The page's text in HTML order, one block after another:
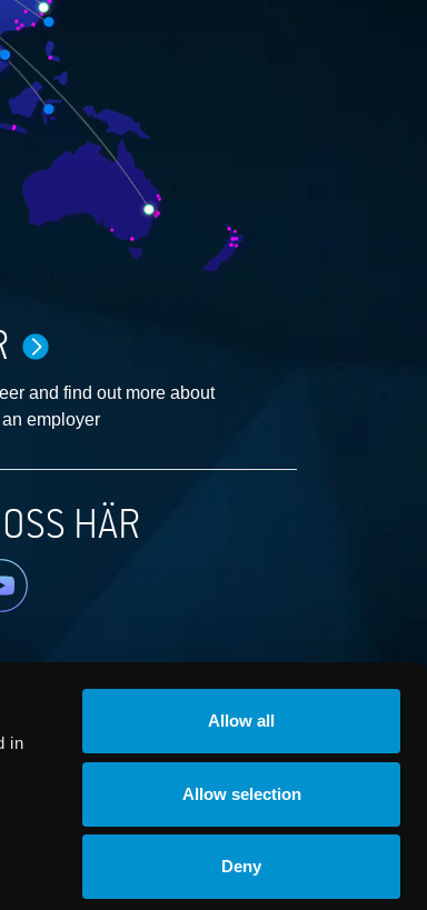
in
Allow all
Allow selection
Deny
and find out more about
employer
HÄR
© RaySearch Laboratories 2026